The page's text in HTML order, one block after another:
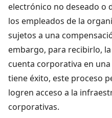
electrónico no deseado o
los empleados de la
sujetos a una
embargo, para recibirlo,
cuenta corporativa en
tiene éxito, este proceso
logren acceso a la
corporativas.